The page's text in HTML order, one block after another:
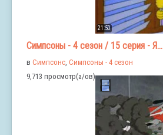
21:50
Симпсоны - 4 сезон / 15 серия - Я...
в Симпсонс Симпсоны - 4 сезон
9,713 просмотр(а/ов)